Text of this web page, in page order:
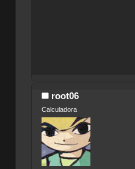
root06
Calculadora